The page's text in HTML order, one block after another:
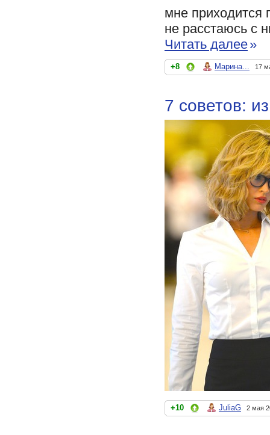
мне приходится
не расстаюсь с
Читать далее»
+8 Марина... 17
7 советов:
+10 JuliaG 2 мая